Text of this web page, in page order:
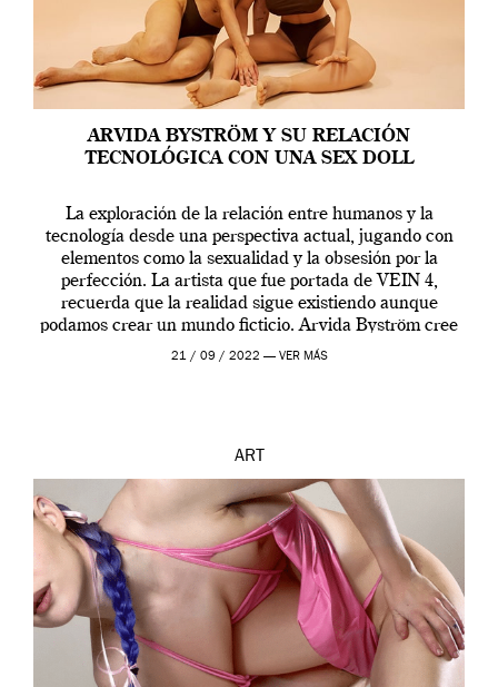
ARVIDA BYSTRÖM Y SU RELACIÓN
TECNOLÓGICA CON UNA SEX DOLL
La exploración de la relación entre humanos y la
tecnología desde una perspectiva actual, jugando con
elementos como la sexualidad y la obsesión por la
perfección. La artista que fue portada de VEIN 4,
recuerda que la realidad sigue existiendo aunque
podamos crear un mundo ficticio. Arvida Byström cree
que los humanos tienen un complejo […]
21 / 09 / 2022 — VER MÁS
ART